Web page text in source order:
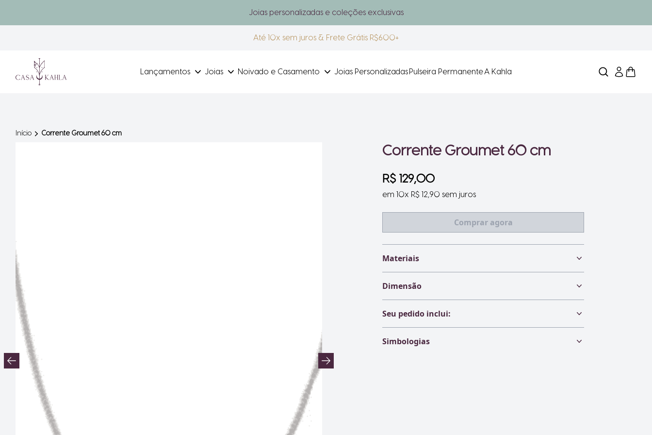
Joias personalizadas e coleções exclusivas
Até 10x sem juros & Frete Grátis R$600+
Lançamentos Joias Noivado e Casamento Joias Personalizadas Pulseira PermanenteA Kahla
Início Corrente Groumet 60 cm
Corrente Groumet 60 cm
R$ 129,00
em 10x R$ 12,90 sem juros
Comprar agora
Corrente Groumet 60 cm
Materiais
Dimensão
Seu pedido inclui:
Simbologias